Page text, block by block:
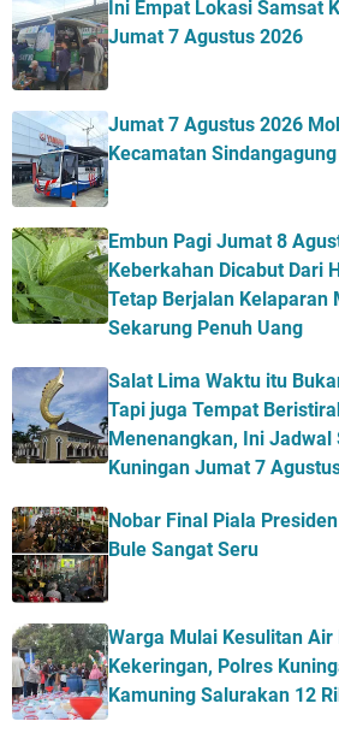
Ini Empat Lokasi Samsat
Jumat 7 Agustus 2026
Jumat 7 Agustus 2026
Kecamatan Sindangagung
Embun Pagi Jumat 8
Keberkahan Dicabut Dari
Tetap Berjalan Kelaparan
Sekarung Penuh Uang
Salat Lima Waktu itu
Tapi juga Tempat
Menenangkan, Ini Jadwal
Kuningan Jumat 7
Nobar Final Piala
Bule Sangat Seru
Warga Mulai Kesulitan
Kekeringan, Polres
Kamuning Salurakan 12